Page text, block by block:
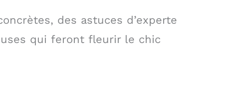
des astuces d’experte
qui feront fleurir le chic